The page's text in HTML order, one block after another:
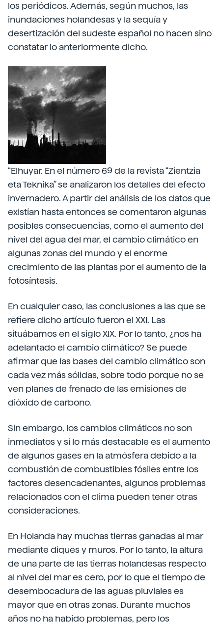
los periódicos. Además, según muchos, las
inundaciones holandesas y la sequía y
desertización del sudeste español no hacen sino
constatar lo anteriormente dicho.
“Elhuyar. En el número 69 de la revista “Zientzia
eta Teknika” se analizaron los detalles del efecto
invernadero. A partir del análisis de los datos que
existían hasta entonces se comentaron algunas
posibles consecuencias, como el aumento del
nivel del agua del mar, el cambio climático en
algunas zonas del mundo y el enorme
crecimiento de las plantas por el aumento de la
fotosíntesis.
En cualquier caso, las conclusiones a las que se
refiere dicho artículo fueron el XXI. Las
situábamos en el siglo XIX. Por lo tanto, ¿nos ha
adelantado el cambio climático? Se puede
afirmar que las bases del cambio climático son
cada vez más sólidas, sobre todo porque no se
ven planes de frenado de las emisiones de
dióxido de carbono.
Sin embargo, los cambios climáticos no son
inmediatos y si lo más destacable es el aumento
de algunos gases en la atmósfera debido a la
combustión de combustibles fósiles entre los
factores desencadenantes, algunos problemas
relacionados con el clima pueden tener otras
consideraciones.
En Holanda hay muchas tierras ganadas al mar
mediante diques y muros. Por lo tanto, la altura
de una parte de las tierras holandesas respecto
al nivel del mar es cero, por lo que el tiempo de
desembocadura de las aguas pluviales es
mayor que en otras zonas. Durante muchos
años no ha habido problemas, pero los